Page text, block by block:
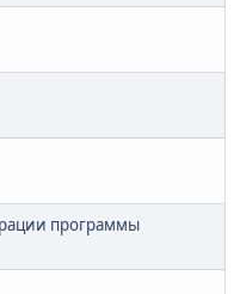
программы